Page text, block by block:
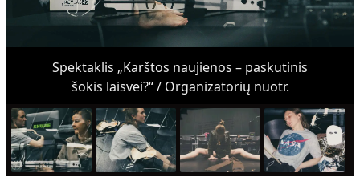
Spektaklis „Karštos naujienos – paskutinis
šokis laisvei?“ / Organizatorių nuotr.